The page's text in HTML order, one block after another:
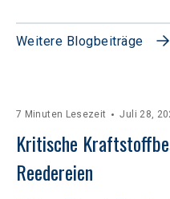
Weitere Blogbeiträge
7 Minuten Lesezeit Juli 28,
Kritische
Reedereien